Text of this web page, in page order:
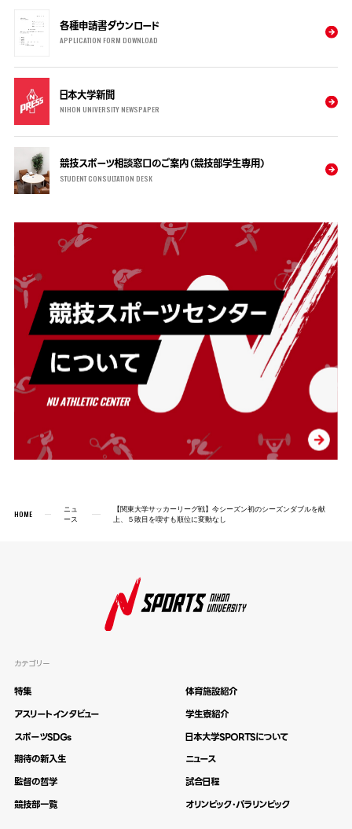
各種申請書ダウンロード
APPLICATION FORM DOWNLOAD
日本大学新聞
NIHON UNIVERSITY NEWSPAPER
競技スポーツ相談窓口のご案内（競技部学生専用）
STUDENT CONSULTATION DESK
HOME
ニュ
ース
【関東大学サッカーリーグ戦】今シーズン初のシーズンダブルを献
上、５敗目を喫すも順位に変動なし
カテゴリー
特集
アスリートインタビュー
スポーツSDGs
期待の新入生
監督の哲学
競技部一覧
体育施設紹介
学生寮紹介
日本大学SPORTSについて
ニュース
試合日程
オリンピック・パラリンピック